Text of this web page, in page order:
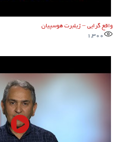
واقع گرایی – ژیلبرت هوسپیان
1,300